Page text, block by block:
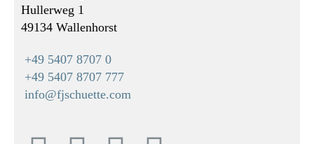
Hullerweg 1
49134 Wallenhorst
+49 5407 8707 0
+49 5407 8707 777
info@fjschuette.com